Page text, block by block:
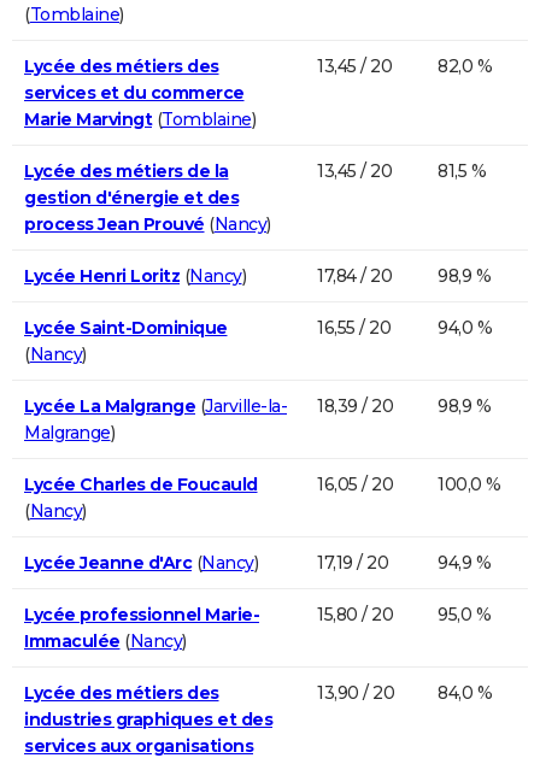
(Tomblaine)
Lycée des métiers des
services et du commerce
Marie Marvingt(Tomblaine)
13,45 / 20 82,0 %
Lycée des métiers de la
gestion d'énergie et des
process Jean Prouvé (Nancy)
13,45 / 20 81,5 %
Lycée Henri Loritz (Nancy) 17,84 / 20 98,9 %
Lycée Saint-Dominique
(Nancy)
16,55 / 20 94,0 %
Lycée La Malgrange (Jarville-la-
Malgrange)
18,39 / 20 98,9 %
Lycée Charles de Foucauld
(Nancy)
16,05 / 20 100,0 %
Lycée Jeanne d'Arc(Nancy) 17,19 / 20 94,9 %
Lycée professionnel Marie-
Immaculée (Nancy)
15,80 / 20 95,0 %
Lycée des métiers des
industries graphiques et des
services aux organisations
13,90 / 20 84,0 %